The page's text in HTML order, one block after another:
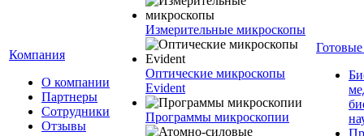
Компания
О компании
Партнеры
Сотрудники
Отзывы
Измерительные микроскопы
Оптические микроскопы
Evident
Программы микроскопии